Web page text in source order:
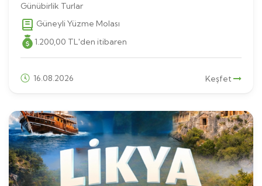
Günübirlik Turlar
Güneyli Yüzme Molası
1.200 ,00 TL 'den itibaren
16.08.2026 Keşfet